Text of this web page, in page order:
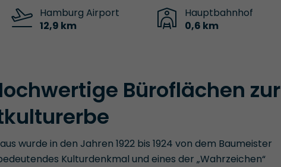
Hamburg Airport
12,9 km
Hauptbahnhof
0,6 km
Büroflächen zur
wurde in den Jahren 1922 bis 1924 von dem Baumeister
Kulturdenkmal und eines der „Wahrzeichen“